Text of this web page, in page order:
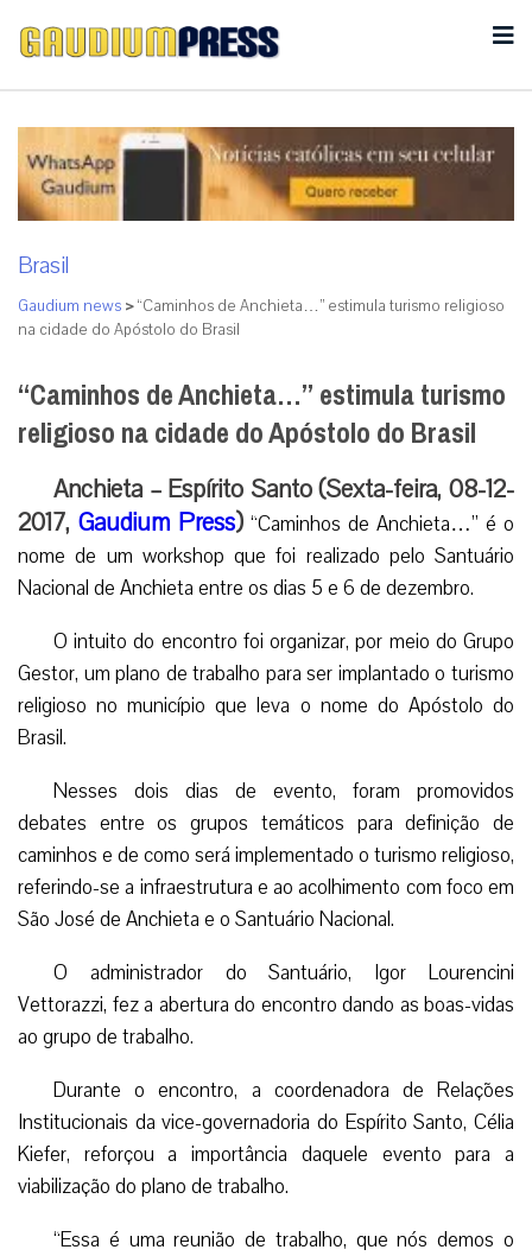
Brasil
Gaudium news >“Caminhos de Anchieta…” estimula turismo religioso
na cidade do Apóstolo do Brasil
“Caminhos de Anchieta…” estimula turismo
religioso na cidade do Apóstolo do Brasil
Anchieta – Espírito Santo (Sexta-feira, 08-12-
2017, Gaudium Press) “Caminhos de Anchieta…” é o
nome de um workshop que foi realizado pelo Santuário
Nacional de Anchieta entre os dias 5 e 6 de dezembro.
O intuito do encontro foi organizar, por meio do Grupo
Gestor, um plano de trabalho para ser implantado o turismo
religioso no município que leva o nome do Apóstolo do
Brasil.
Nesses dois dias de evento, foram promovidos
debates entre os grupos temáticos para definição de
caminhos e de como será implementado o turismo religioso,
referindo-se a infraestrutura e ao acolhimento com foco em
São José de Anchieta e o Santuário Nacional.
O administrador do Santuário, Igor Lourencini
Vettorazzi, fez a abertura do encontro dando as boas-vidas
ao grupo de trabalho.
Durante o encontro, a coordenadora de Relações
Institucionais da vice-governadoria do Espírito Santo, Célia
Kiefer, reforçou a importância daquele evento para a
viabilização do plano de trabalho.
“Essa é uma reunião de trabalho, que nós demos o